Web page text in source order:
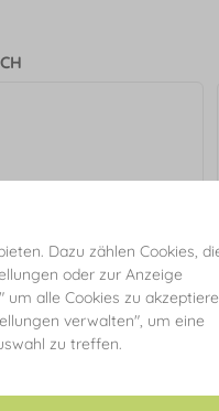
Dazu zählen Cookies,
oder zur Anzeige
alle Cookies zu
verwalten", um eine
zu treffen.